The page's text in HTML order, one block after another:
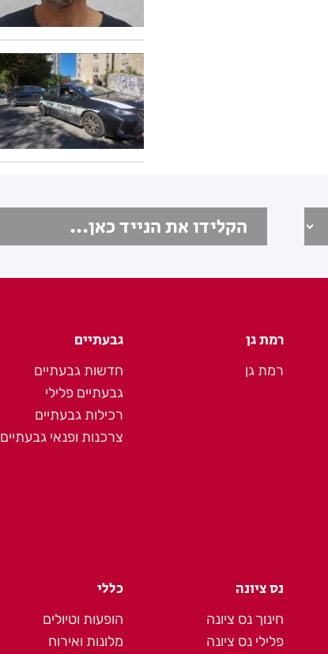
רמת גן
רמת גן
גבעתיים
חדשות גבעתיים
גבעתיים פלילי
רכילות גבעתיים
צרכנות ופנאי גבעתיים
נס ציונה
חינוך נס ציונה
פלילי נס ציונה
כללי
הופעות וטיולים
מלונות ואירוח